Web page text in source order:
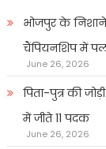
भोजपुर के
चैंपियनशिप में
June 26, 2026
पिता-पुत्र की
में जीते 11 पदक
June 26, 2026